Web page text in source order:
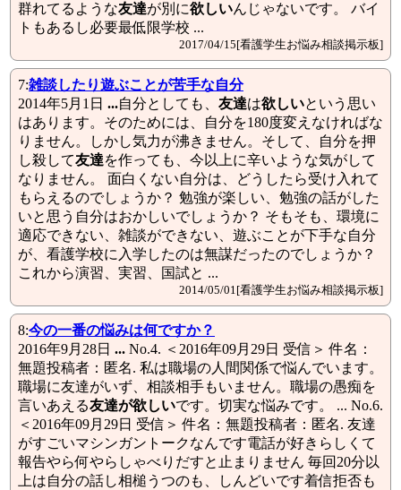
群れてるような友達が別に欲しいんじゃないです。 バイ
トもあるし必要最低限学校 ...
2017/04/15[看護学生お悩み相談掲示板]
7:雑談したり遊ぶことが苦手な自分
2014年5月1日 ...自分としても、 友達は欲しいという思い
はあります。そのためには、自分を180度変えなければな
りません。しかし気力が沸きません。そして、自分を押
し殺して友達を作っても、今以上に辛いような気がして
なりません。 面白くない自分は、どうしたら受け入れて
もらえるのでしょうか？ 勉強が楽しい、勉強の話がした
いと思う自分はおかしいでしょうか？ そもそも、環境に
適応できない、雑談ができない、遊ぶことが下手な自分
が、看護学校に入学したのは無謀だったのでしょうか？
これから演習、実習、国試と ...
2014/05/01[看護学生お悩み相談掲示板]
8:今の一番の悩みは何ですか？
2016年9月28日 ... No.4. ＜2016年09月29日 受信＞ 件名：
無題投稿者：匿名. 私は職場の人間関係で悩んでいます。
職場に友達がいず、相談相手もいません。職場の愚痴を
言いあえる友達が欲しいです。切実な悩みです。 ... No.6.
＜2016年09月29日 受信＞ 件名：無題投稿者：匿名. 友達
がすごいマシンガントークなんです電話が好きらしくて
報告やら何やらしゃべりだすと止まりません 毎回20分以
上は自分の話し相槌うつのも、しんどいです着信拒否も